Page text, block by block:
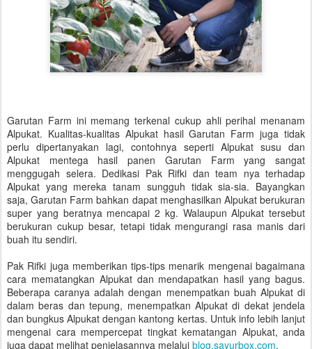
Garutan Farm ini memang terkenal cukup ahli perihal menanam
Alpukat. Kualitas-kualitas Alpukat hasil Garutan Farm juga tidak
perlu dipertanyakan lagi, contohnya seperti Alpukat susu dan
Alpukat mentega hasil panen Garutan Farm yang sangat
menggugah selera. Dedikasi Pak Rifki dan team nya terhadap
Alpukat yang mereka tanam sungguh tidak sia-sia. Bayangkan
saja, Garutan Farm bahkan dapat menghasilkan Alpukat berukuran
super yang beratnya mencapai 2 kg. Walaupun Alpukat tersebut
berukuran cukup besar, tetapi tidak mengurangi rasa manis dari
buah itu sendiri.
Pak Rifki juga memberikan tips-tips menarik mengenai bagaimana
cara mematangkan Alpukat dan mendapatkan hasil yang bagus.
Beberapa caranya adalah dengan menempatkan buah Alpukat di
dalam beras dan tepung, menempatkan Alpukat di dekat jendela
dan bungkus Alpukat dengan kantong kertas. Untuk info lebih lanjut
mengenai cara mempercepat tingkat kematangan Alpukat, anda
juga dapat melihat penjelasannya melalui blog.sayurbox.com.